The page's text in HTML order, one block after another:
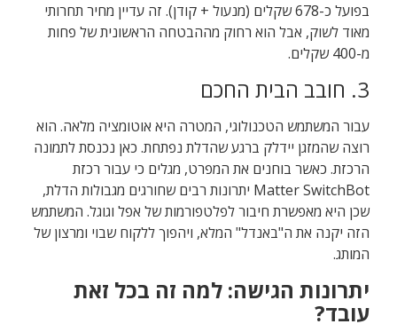
בפועל כ-678 שקלים (מנעול + קודן). זה עדיין מחיר תחרותי
מאוד לשוק, אבל הוא רחוק מההבטחה הראשונית של פחות
מ-400 שקלים.
3. חובב הבית החכם
עבור המשתמש הטכנולוגי, המטרה היא אוטומציה מלאה. הוא
רוצה שהמזגן יידלק ברגע שהדלת נפתחת. כאן נכנסת לתמונה
הרכזת. כאשר בוחנים את המפרט, מגלים כי עבור רכזת
Matter SwitchBot יתרונות רבים שחורגים מגבולות הדלת,
שכן היא מאפשרת חיבור לפלטפורמות של אפל וגוגל. המשתמש
הזה יקנה את ה"באנדל" המלא, ויהפוך ללקוח שבוי ומרצון של
המותג.
יתרונות הגישה: למה זה בכל זאת
עובד?